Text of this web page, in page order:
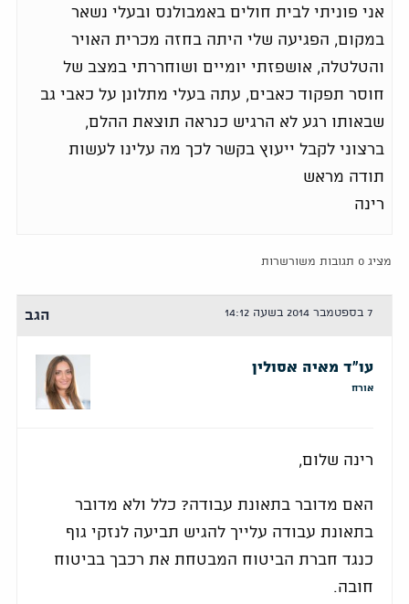
אני פוניתי לבית חולים באמבולנס ובעלי נשאר
במקום, הפגיעה שלי היתה בחזה מכרית האויר
והטלטלה, אושפזתי יומיים ושוחררתי במצב של
חוסר תפקוד כאבים, עתה בעלי מתלונן על כאבי גב
שבאותו רגע לא הרגיש כנראה תוצאת ההלם,
ברצוני לקבל ייעוץ בקשר לכך מה עלינו לעשות
תודה מראש
רינה
מציג 0 תגובות משורשרות
7 בספטמבר 2014 בשעה 14:12 הגב
עו"ד מאיה אסולין
אורח
רינה שלום,
האם מדובר בתאונת עבודה? כלל ולא מדובר
בתאונת עבודה עלייך להגיש תביעה לנזקי גוף
כנגד חברת הביטוח המבטחת את רכבך בביטוח
חובה.